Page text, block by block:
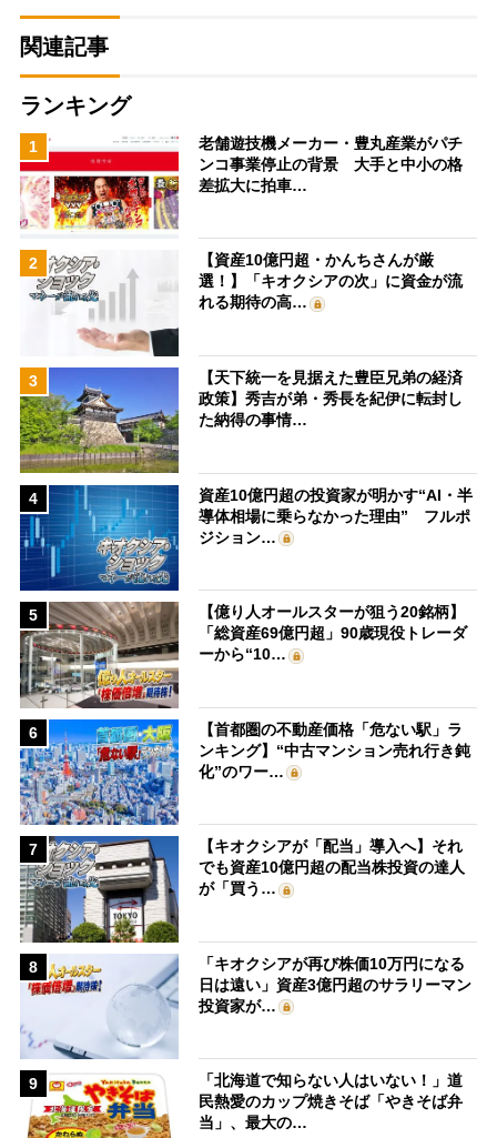
関連記事
ランキング
1
老舗遊技機メーカー・豊丸産業がパチ
ンコ事業停止の背景 大手と中小の格
差拡大に拍車…
2
【資産10億円超・かんちさんが厳
選！】「キオクシアの次」に資金が流
れる期待の高…
3
【天下統一を見据えた豊臣兄弟の経済
政策】秀吉が弟・秀長を紀伊に転封し
た納得の事情…
4
資産10億円超の投資家が明かす“AI・半
導体相場に乗らなかった理由” フルポ
ジション…
5
【億り人オールスターが狙う20銘柄】
「総資産69億円超」90歳現役トレーダ
ーから“10…
6
【首都圏の不動産価格「危ない駅」ラ
ンキング】“中古マンション売れ行き鈍
化”のワー…
7
【キオクシアが「配当」導入へ】それ
でも資産10億円超の配当株投資の達人
が「買う…
8
「キオクシアが再び株価10万円になる
日は遠い」資産3億円超のサラリーマン
投資家が…
9
「北海道で知らない人はいない！」道
民熱愛のカップ焼きそば「やきそば弁
当」、最大の…